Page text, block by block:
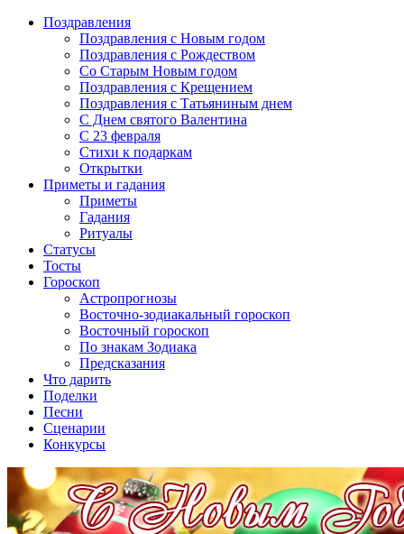
Поздравления
Поздравления с Новым годом
Поздравления с Рождеством
Со Старым Новым годом
Поздравления с Крещением
Поздравления с Татьяниным днем
С Днем святого Валентина
C 23 февраля
Стихи к подаркам
Открытки
Приметы и гадания
Приметы
Гадания
Ритуалы
Статусы
Тосты
Гороскоп
Астропрогнозы
Восточно-зодиакальный гороскоп
Восточный гороскоп
По знакам Зодиака
Предсказания
Что дарить
Поделки
Песни
Сценарии
Конкурсы